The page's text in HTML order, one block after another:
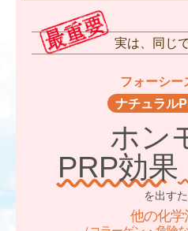
実は、同じ
フォーシー
ナチュラル
ホン
PRP効果
を出すた
他の化学